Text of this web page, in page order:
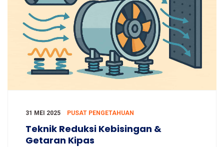
31 MEI 2025 PUSAT PENGETAHUAN
Teknik Reduksi Kebisingan &
Getaran Kipas